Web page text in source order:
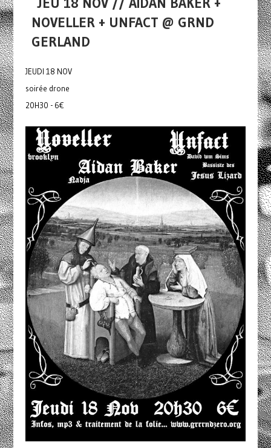
NOVELLER + UNFACT @ GRND
GERLAND
JEUDI 18 NOV
soirée drone
20H30 - 6€